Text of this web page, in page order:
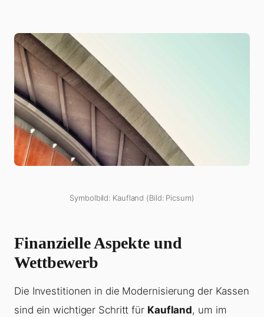
Symbolbild: Kaufland (Bild: Picsum)
Finanzielle Aspekte und
Wettbewerb
Die Investitionen in die Modernisierung der Kassen
sind ein wichtiger Schritt für Kaufland, um im